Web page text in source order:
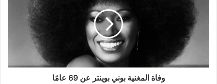
بوينتر
وفاة المغنية بوني بوينتر عن 69 عامًا